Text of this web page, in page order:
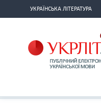
УКРАЇНСЬКА ЛІТЕРАТУРА